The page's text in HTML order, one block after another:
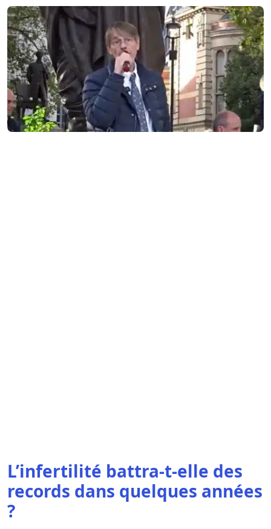
L’infertilité battra-t-elle des
records dans quelques années
?